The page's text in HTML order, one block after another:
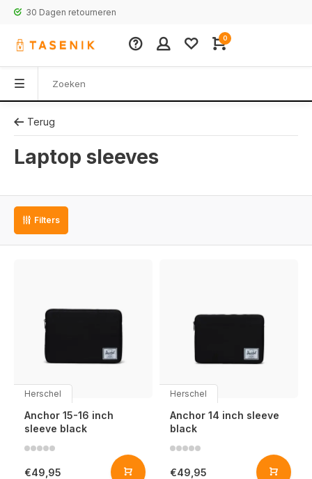
30 Dagen retourneren
0
Terug
Laptop sleeves
Filters
Herschel
Anchor 15-16 inch
sleeve black
€49,95
Herschel
Anchor 14 inch sleeve
black
€49,95